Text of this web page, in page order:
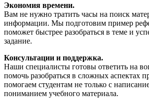
Экономия времени.
Вам не нужно тратить часы на поиск
информации. Мы подготовим пример
поможет быстрее разобраться в теме и
задание.
Консультации и поддержка.
Наши специалисты готовы ответить на
помочь разобраться в сложных аспектах
помогаем студентам не только с
пониманием учебного материала.